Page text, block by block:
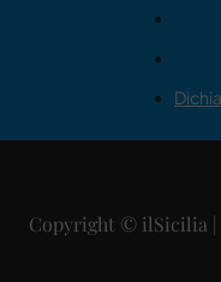
Copyright © ilSicilia |